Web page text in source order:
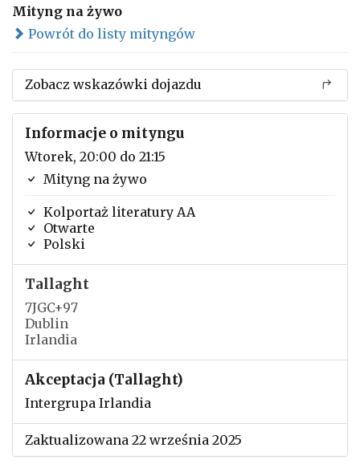
Mityng na żywo
Powrót do listy mityngów
Zobacz wskazówki dojazdu
Informacje o mityngu
Wtorek, 20:00 do 21:15
Mityng na żywo
Kolportaż literatury AA
Otwarte
Polski
Tallaght
7JGC+97
Dublin
Irlandia
Akceptacja (Tallaght)
Intergrupa Irlandia
Zaktualizowana 22 września 2025